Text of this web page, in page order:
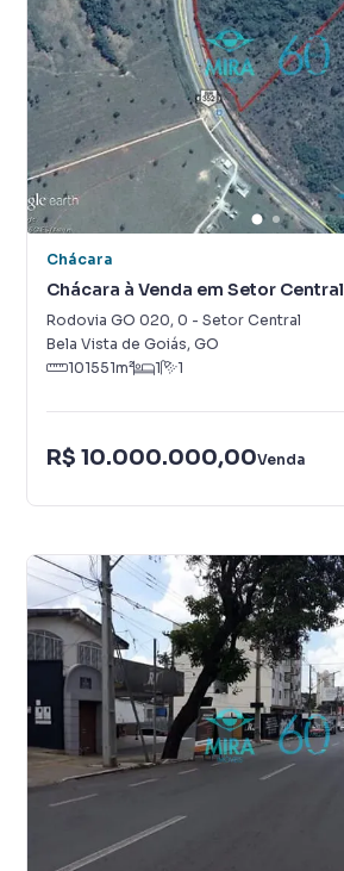
Chácara
Chácara à Venda em Setor Central
Rodovia GO 020, 0 - Setor Central
Bela Vista de Goiás, GO
101551m² 1 1
R$ 10.000.000,00Venda